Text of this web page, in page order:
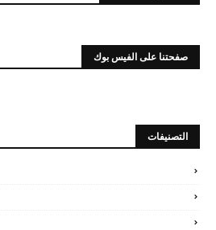
صفحتنا على الفيس بوك
التصنيفات